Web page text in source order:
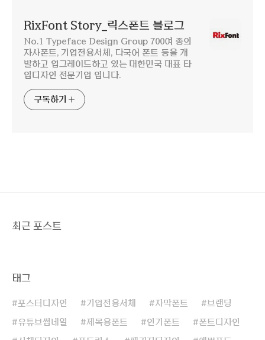
RixFont Story_릭스폰트 블로그
No.1 Typeface Design Group 700여 종의
자사폰트, 기업전용서체, 다국어 폰트 등을 개
발하고 업그레이드하고 있는 대한민국 대표 타
입디자인 전문기업 입니다.
구독하기
최근 포스트
태그
포스터디자인 기업전용서체 자막폰트 브랜딩
유튜브썸네일 제목용폰트 인기폰트 폰트디자인